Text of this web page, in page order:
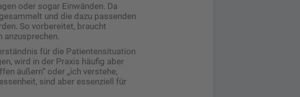
oder sogar Einwänden. Da
und die dazu passenden
So vorbereitet, braucht
anzusprechen.
für die Patientensituation
wird in der Praxis häufig aber
äußern“ oder „ich verstehe,
sind aber essenziell für